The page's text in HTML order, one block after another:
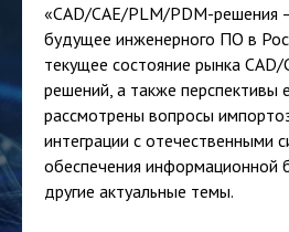
«CAD/CAE/PLM/PDM-решения
будущее инженерного ПО в
текущее состояние рынка
решений, а также перспективы
рассмотрены вопросы
интеграции с отечественными
обеспечения информационной
другие актуальные темы.